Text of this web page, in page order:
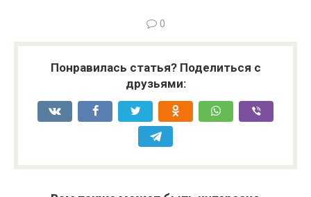
0
Понравилась статья? Поделиться с
друзьями: